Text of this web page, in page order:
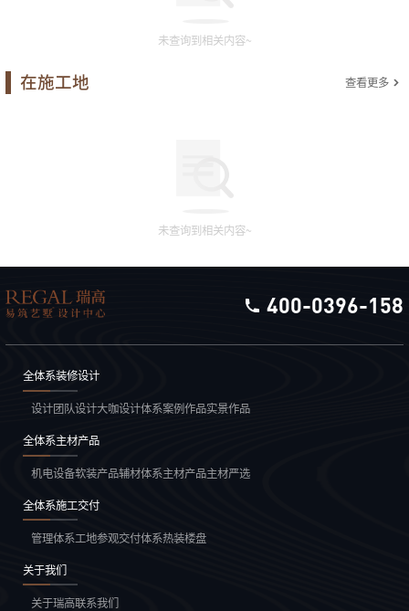
未查询到相关内容~
在施工地 查看更多
未查询到相关内容~
400-0396-158
全体系装修设计
设计团队设计大咖设计体系案例作品实景作品
全体系主材产品
机电设备软装产品辅材体系主材产品主材严选
全体系施工交付
管理体系工地参观交付体系热装楼盘
关于我们
关于瑞高联系我们